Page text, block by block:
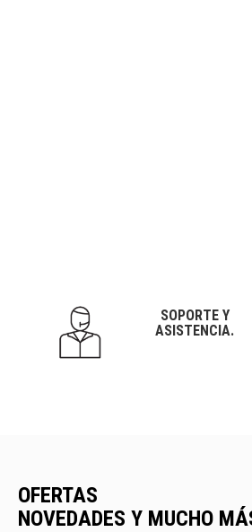
SOPORTE Y
ASISTENCIA.
OFERTAS
NOVEDADES Y MUCHO